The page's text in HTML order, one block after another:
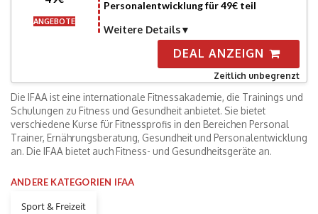
ANGEBOTE
Personalentwicklung für 49€ teil
Weitere Details
DEAL ANZEIGN
Zeitlich unbegrenzt
Die IFAA ist eine internationale Fitnessakademie, die Trainings und
Schulungen zu Fitness und Gesundheit anbietet. Sie bietet
verschiedene Kurse für Fitnessprofis in den Bereichen Personal
Trainer, Ernährungsberatung, Gesundheit und Personalentwicklung
an. Die IFAA bietet auch Fitness- und Gesundheitsgeräte an.
ANDERE KATEGORIEN IFAA
Sport & Freizeit